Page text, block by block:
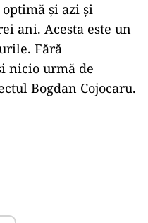
şi azi şi
ani. Acesta este un
Fără
nicio urmă de
Bogdan Cojocaru.